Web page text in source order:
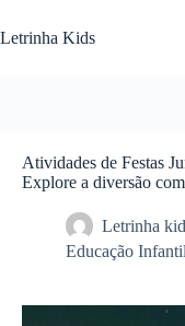
Letrinha Kids
Atividades de Festas
Explore a diversão
Letrinha
Educação Infantil